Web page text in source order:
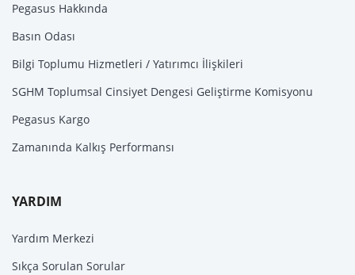
Pegasus Hakkında
Basın Odası
Bilgi Toplumu Hizmetleri / Yatırımcı İlişkileri
SGHM Toplumsal Cinsiyet Dengesi Geliştirme Komisyonu
Pegasus Kargo
Zamanında Kalkış Performansı
YARDIM
Yardım Merkezi
Sıkça Sorulan Sorular